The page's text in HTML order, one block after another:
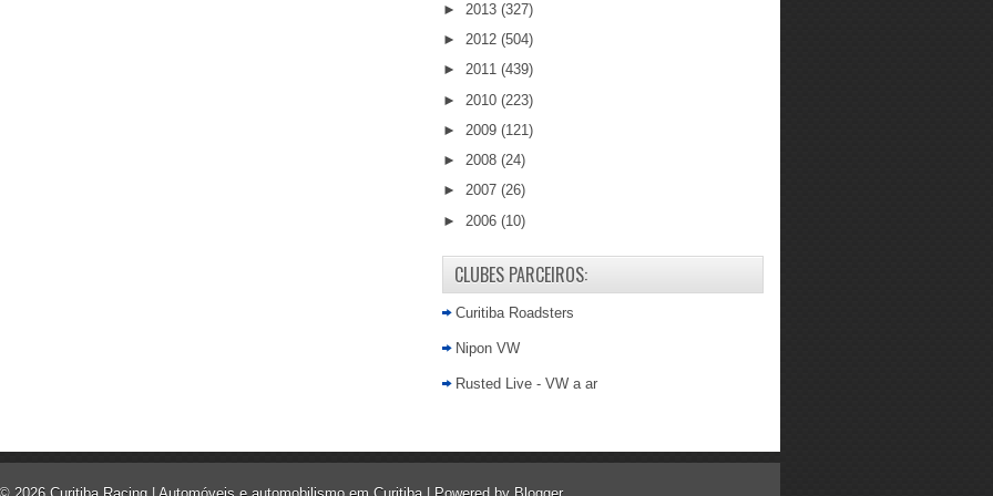
► 2013 (327)
► 2012 (504)
► 2011 (439)
► 2010 (223)
► 2009 (121)
► 2008 (24)
► 2007 (26)
► 2006 (10)
CLUBES PARCEIROS:
Curitiba Roadsters
Nipon VW
Rusted Live - VW a ar
2026 Curitiba Racing | Automóveis e automobilismo em Curitiba | Powered by Blogger